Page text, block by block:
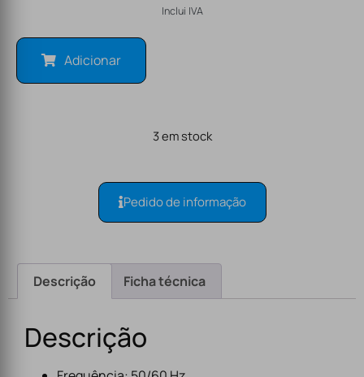
Inclui IVA
Adicionar
3 em stock
Pedido de informação
Descrição Ficha técnica
Descrição